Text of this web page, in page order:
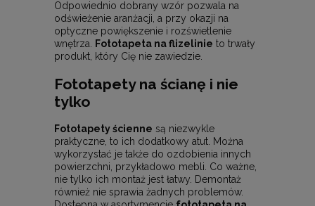
Odpowiednio dobrany wzór pozwala na
odświeżenie aranżacji, a przy okazji na
optyczne powiększenie i rozświetlenie
wnętrza.
Fototapeta na flizelinie to trwały
produkt, który Cię nie zawiedzie.
Fototapety na ścianę i nie
tylko
Fototapety ścienne są niezwykle
praktyczne, to ich dodatkowy atut. Można
wykorzystać je także do ozdobienia innych
powierzchni, przykładowo mebli. Co ważne,
nie tylko ich montaż jest łatwy. Demontaż
również nie sprawia żadnych problemów.